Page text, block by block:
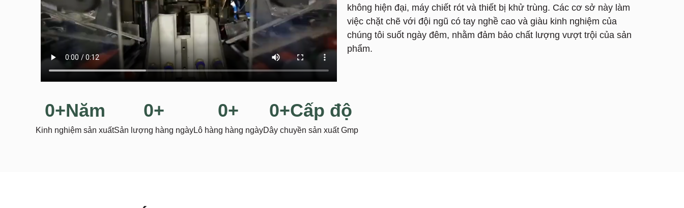
không hiện đại, máy chiết rót và thiết bị khử trùng. Các cơ sở này làm
việc chặt chẽ với đội ngũ có tay nghề cao và giàu kinh nghiệm của
chúng tôi suốt ngày đêm, nhằm đảm bảo chất lượng vượt trội của sản
phẩm.
Kinh nghiệm sản xuất
0+Năm
Sản lượng hàng ngày
0+
Lô hàng hàng ngày
0+
Dây chuyền sản xuất Gmp
0+Cấp độ